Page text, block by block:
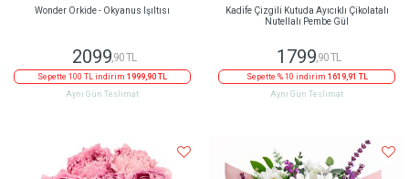
Wonder Orkide - Okyanus Işıltısı
2099 ,90 TL
Sepette 100 TL indirim 1999,90 TL
Aynı Gün Teslimat
Kadife Çizgili Kutuda Ayıcıklı Çikolatalı
Nutellalı Pembe Gül
1799 ,90 TL
Sepette % 10 indirim 1619,91 TL
Aynı Gün Teslimat